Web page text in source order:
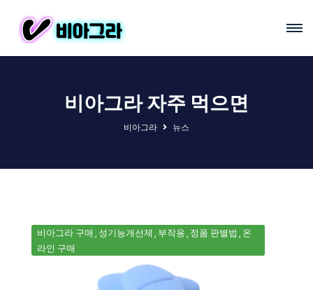
비아그라 자주 먹으면
비아그라 뉴스
비아그라 구매 성기능개선제 부작용 정품 판별법
온
라인 구매